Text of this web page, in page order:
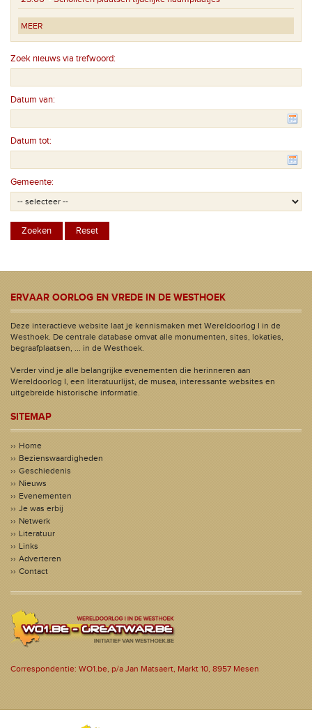
MEER
Zoek nieuws via trefwoord:
Datum van:
Datum tot:
Gemeente:
ERVAAR OORLOG EN VREDE IN DE WESTHOEK
Deze interactieve website laat je kennismaken met Wereldoorlog I in de
Westhoek. De centrale database omvat alle monumenten, sites, lokaties,
begraafplaatsen, ... in de Westhoek.
Verder vind je alle belangrijke evenementen die herinneren aan
Wereldoorlog I, een literatuurlijst, de musea, interessante websites en
uitgebreide historische informatie.
SITEMAP
Home
Bezienswaardigheden
Geschiedenis
Nieuws
Evenementen
Je was erbij
Netwerk
Literatuur
Links
Adverteren
Contact
Correspondentie: WO1.be, p/a Jan Matsaert, Markt 10, 8957 Mesen